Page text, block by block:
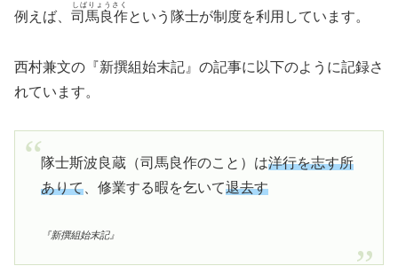
例えば、 司馬良作
しばりょうさく
という隊士が制度を利用しています。
西村兼文の『新撰組始末記』の記事に以下のように記録さ
れています。
隊士斯波良蔵（司馬良作のこと）は洋行を志す所
ありて、修業する暇を乞いて退去す
『新撰組始末記』